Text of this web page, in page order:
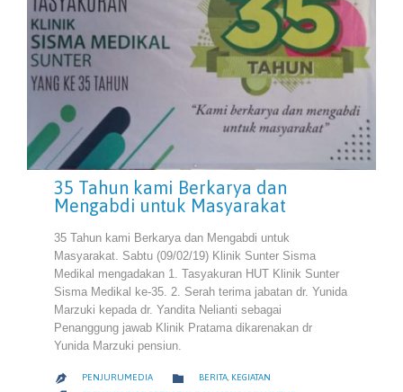
35 Tahun kami Berkarya dan
Mengabdi untuk Masyarakat
35 Tahun kami Berkarya dan Mengabdi untuk
Masyarakat. Sabtu (09/02/19) Klinik Sunter Sisma
Medikal mengadakan 1. Tasyakuran HUT Klinik Sunter
Sisma Medikal ke-35. 2. Serah terima jabatan dr. Yunida
Marzuki kepada dr. Yandita Nelianti sebagai
Penanggung jawab Klinik Pratama dikarenakan dr
Yunida Marzuki pensiun.
 PENJURUMEDIA  CATEGORY
BERITA, KEGIATAN